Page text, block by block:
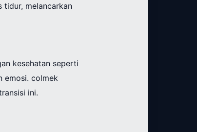
tidur, melancarkan
kesehatan seperti
emosi. colmek
ini.